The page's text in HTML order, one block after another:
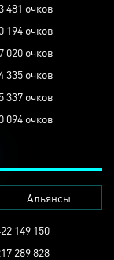
481 очков
194 очков
020 очков
335 очков
337 очков
094 очков
Альянсы
149 150
289 828